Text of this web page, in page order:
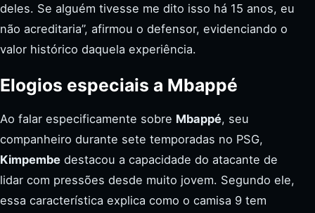
deles. Se alguém tivesse me dito isso há 15 anos, eu
não acreditaria”, afirmou o defensor, evidenciando o
valor histórico daquela experiência.
Elogios especiais a Mbappé
Ao falar especificamente sobre Mbappé, seu
companheiro durante sete temporadas no PSG,
Kimpembe destacou a capacidade do atacante de
lidar com pressões desde muito jovem. Segundo ele,
essa característica explica como o camisa 9 tem